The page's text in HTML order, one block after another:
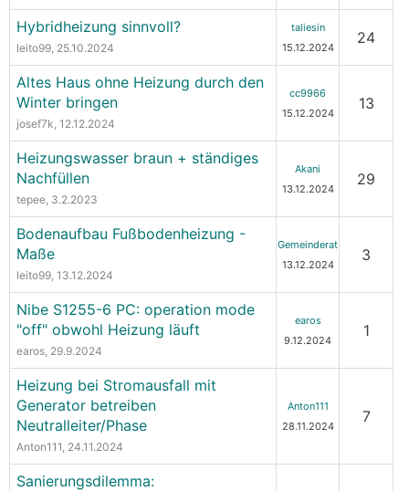
Hybridheizung sinnvoll?
leito99, 25.10.2024
taliesin
15.12.2024
24
Altes Haus ohne Heizung durch den
Winter bringen
josef7k, 12.12.2024
cc9966
15.12.2024
13
Heizungswasser braun + ständiges
Nachfüllen
tepee, 3.2.2023
Akani
13.12.2024
29
Bodenaufbau Fußbodenheizung -
Maße
leito99, 13.12.2024
Gemeinderat
13.12.2024
3
Nibe S1255-6 PC: operation mode
"off" obwohl Heizung läuft
earos, 29.9.2024
earos
9.12.2024
1
Heizung bei Stromausfall mit
Generator betreiben
Neutralleiter/Phase
Anton111, 24.11.2024
Anton111
28.11.2024
7
Sanierungsdilemma: